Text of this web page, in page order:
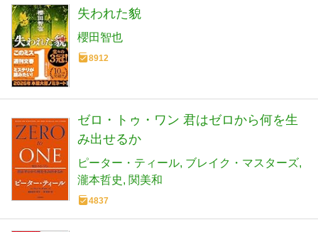
失われた貌
櫻田智也
8912
ゼロ・トゥ・ワン 君はゼロから何を生
み出せるか
ピーター・ティール ブレイク・マスターズ
瀧本哲史
関美和
4837